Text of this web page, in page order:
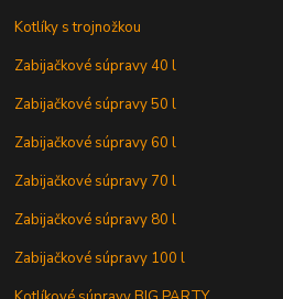
Kotlíky s trojnožkou
Zabijačkové súpravy 40 l
Zabijačkové súpravy 50 l
Zabijačkové súpravy 60 l
Zabijačkové súpravy 70 l
Zabijačkové súpravy 80 l
Zabijačkové súpravy 100 l